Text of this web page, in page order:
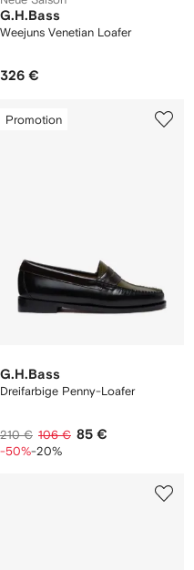
G.H.Bass
Weejuns Venetian Loafer
326 €
Promotion
G.H.Bass
Dreifarbige Penny-Loafer
210 € 106 € 85 €
-50%-20%